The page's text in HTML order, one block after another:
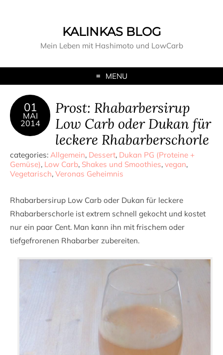
KALINKAS BLOG
Mein Leben mit Hashimoto und LowCarb
MENU
01
MAI
2014
Prost: Rhabarbersirup
Low Carb oder Dukan für
leckere Rhabarberschorle
categories: Allgemein, Dessert, Dukan PG (Proteine +
Gemüse), Low Carb, Shakes und Smoothies, vegan,
Vegetarisch, Veronas Geheimnis
Rhabarbersirup Low Carb oder Dukan für leckere
Rhabarberschorle ist extrem schnell gekocht und kostet
nur ein paar Cent. Man kann ihn mit frischem oder
tiefgefrorenen Rhabarber zubereiten.